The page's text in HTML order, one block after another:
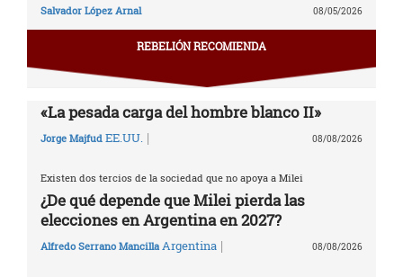
Salvador López Arnal 08/05/2026
REBELIÓN RECOMIENDA
«La pesada carga del hombre blanco II»
Jorge Majfud EE.UU. | 08/08/2026
Existen dos tercios de la sociedad que no apoya a Milei
¿De qué depende que Milei pierda las
elecciones en Argentina en 2027?
Alfredo Serrano Mancilla Argentina | 08/08/2026